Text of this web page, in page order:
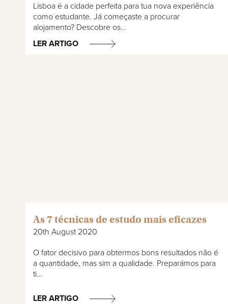
Lisboa é a cidade perfeita para tua nova experiência
como estudante. Já começaste a procurar
alojamento? Descobre os…
LER ARTIGO
As 7 técnicas de estudo mais eficazes
20th August 2020
O fator decisivo para obtermos bons resultados não é
a quantidade, mas sim a qualidade. Preparámos para
ti…
LER ARTIGO